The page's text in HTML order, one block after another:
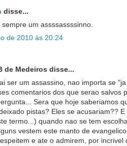
disse...
um assssassssinno.
de 2010 às 20:24
de Medeiros disse...
ser um assassino, nao importa se
comentarios dos que serao salvos
Sera que hoje saberiamos
pistas? Eles se acusariam??
termo...) quando nao se tem
vestem este manto de
e ate o admirem, por incrivel